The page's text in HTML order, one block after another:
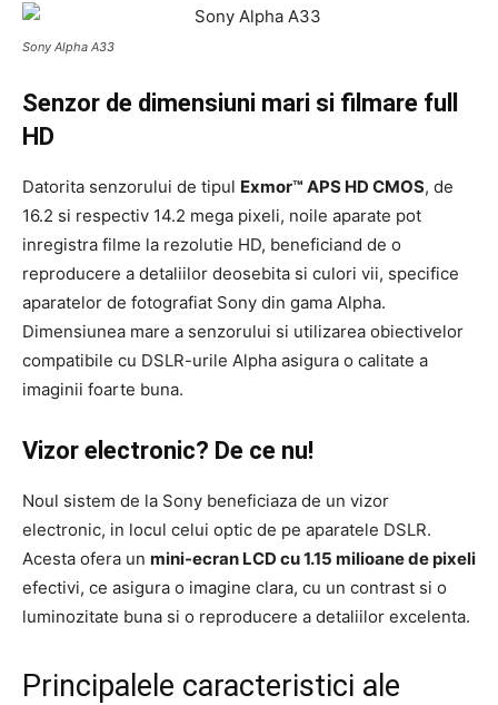
Sony Alpha A33
Senzor de dimensiuni mari si filmare full
HD
Datorita senzorului de tipul Exmor™ APS HD CMOS, de
16.2 si respectiv 14.2 mega pixeli, noile aparate pot
inregistra filme la rezolutie HD, beneficiand de o
reproducere a detaliilor deosebita si culori vii, specifice
aparatelor de fotografiat Sony din gama Alpha.
Dimensiunea mare a senzorului si utilizarea obiectivelor
compatibile cu DSLR-urile Alpha asigura o calitate a
imaginii foarte buna.
Vizor electronic? De ce nu!
Noul sistem de la Sony beneficiaza de un vizor
electronic, in locul celui optic de pe aparatele DSLR.
Acesta ofera un mini-ecran LCD cu 1.15 milioane de pixeli
efectivi, ce asigura o imagine clara, cu un contrast si o
luminozitate buna si o reproducere a detaliilor excelenta.
Principalele caracteristici ale